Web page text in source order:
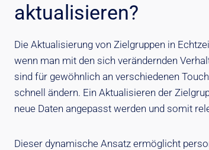
aktualisieren?
Die Aktualisierung von Zielgruppen in
wenn man mit den sich verändernden
sind für gewöhnlich an verschiedenen
schnell ändern. Ein Aktualisieren der
neue Daten angepasst werden und somit
Dieser dynamische Ansatz ermöglicht